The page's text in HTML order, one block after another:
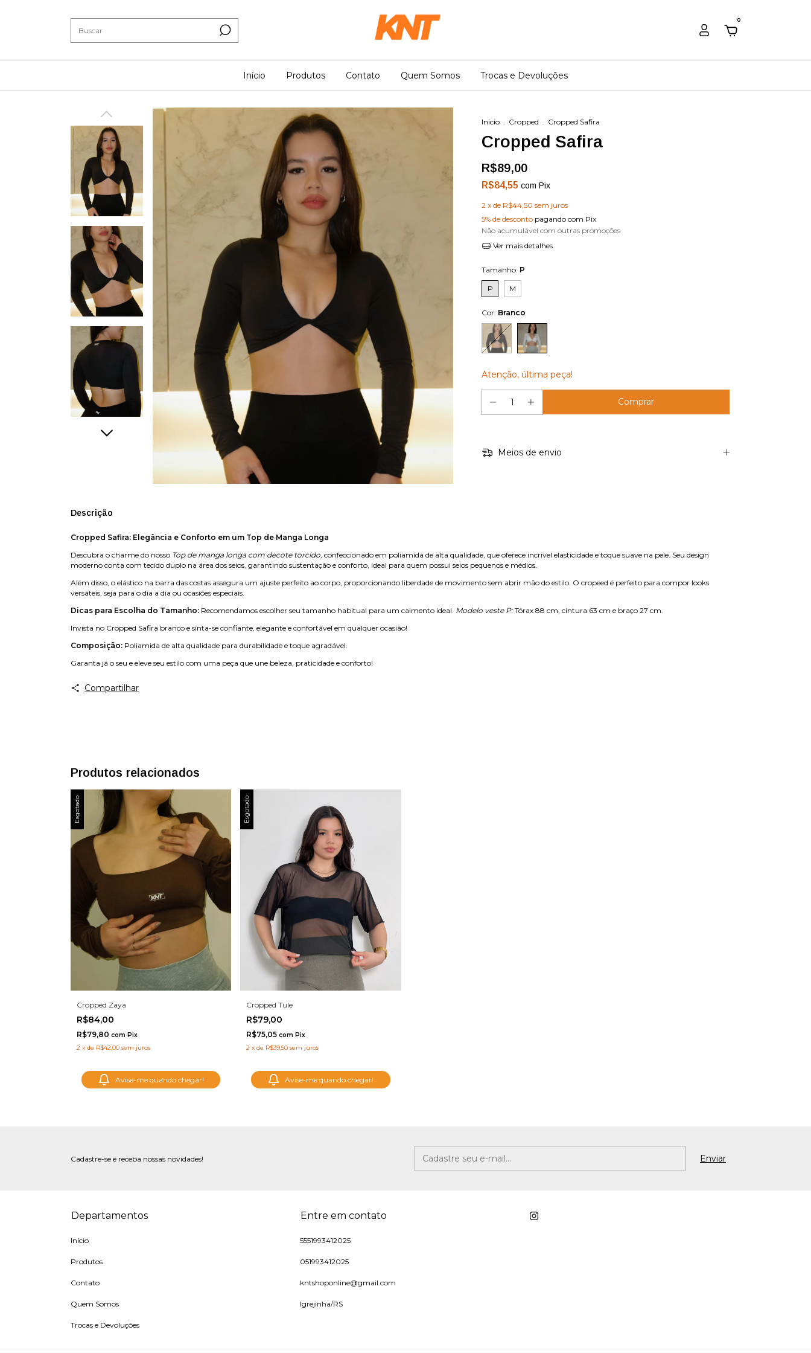
0
Início Produtos Contato Quem Somos Trocas e Devoluções
Início . Cropped . Cropped Safira
Cropped Safira
R$89,00
R$84,55 com Pix
2 x de R$44,50 sem juros
5% de desconto pagando com Pix
Não acumulável com outras promoções
Ver mais detalhes
Tamanho: P
P M
Cor: Branco
Atenção, última peça!
Meios de envio
Descrição
Cropped Safira: Elegância e Conforto em um Top de Manga Longa
Descubra o charme do nosso Top de manga longa com decote torcido , confeccionado em poliamida de alta qualidade, que oferece incrível elasticidade e toque suave na pele. Seu design
moderno conta com tecido duplo na área dos seios, garantindo sustentação e conforto, ideal para quem possui seios pequenos e médios.
Além disso, o elástico na barra das costas assegura um ajuste perfeito ao corpo, proporcionando liberdade de movimento sem abrir mão do estilo. O cropeed é perfeito para compor looks
versáteis, seja para o dia a dia ou ocasiões especiais.
Dicas para Escolha do Tamanho: Recomendamos escolher seu tamanho habitual para um caimento ideal. Modelo veste P:Tórax 88 cm, cintura 63 cm e braço 27 cm.
Invista no Cropped Safira branco e sinta-se confiante, elegante e confortável em qualquer ocasião!
Composição: Poliamida de alta qualidade para durabilidade e toque agradável.
Garanta já o seu e eleve seu estilo com uma peça que une beleza, praticidade e conforto!
Compartilhar
Produtos relacionados
Esgotado
Cropped Zaya
R$84,00
R$79,80 com Pix
2 x de R$42,00 sem juros
Avise-me quando chegar!
Esgotado
Cropped Tule
R$79,00
R$75,05com Pix
2 xde R$39,50 sem juros
Avise-me quando chegar!
Cadastre-se e receba nossas novidades!
Departamentos
Início
Produtos
Contato
Quem Somos
Trocas e Devoluções
Entre em contato
5551993412025
051993412025
kntshoponline@gmail.com
Igrejinha/RS